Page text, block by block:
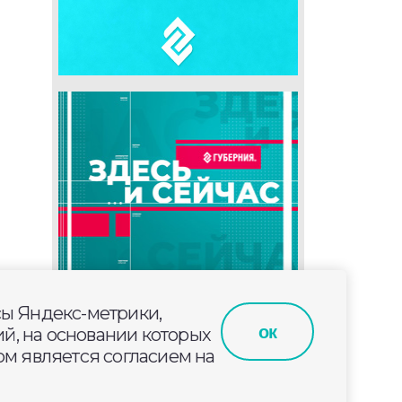
Яндекс-метрики,
на основании которых
является согласием на
ок